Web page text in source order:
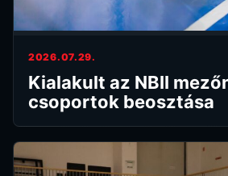
2026.07.29.
Kialakult az NBII
csoportok beosztása